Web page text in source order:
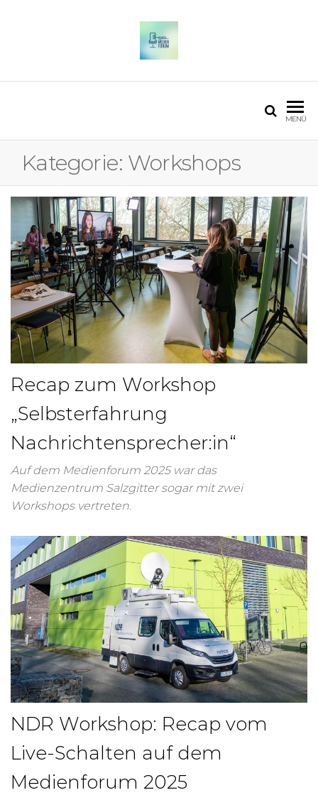
MENÜ
Kategorie: Workshops
Recap zum Workshop
„Selbsterfahrung
Nachrichtensprecher:in“
Auf dem Medienforum 2025 war das
Medienzentrum Salzgitter sogar mit zwei
Workshops vertreten.
NDR Workshop: Recap vom
Live-Schalten auf dem
Medienforum 2025